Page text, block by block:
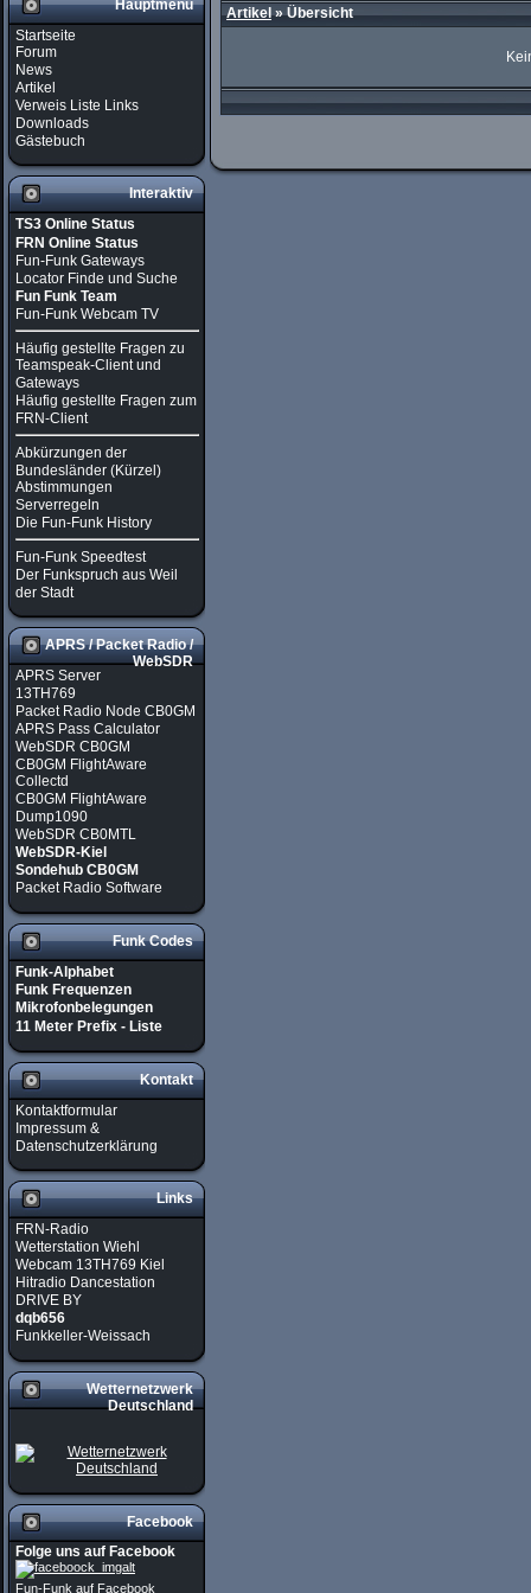
Hauptmenü
Startseite
Forum
News
Artikel
Verweis Liste Links
Downloads
Gästebuch
Interaktiv
TS3 Online Status
FRN Online Status
Fun-Funk Gateways
Locator Finde und Suche
Fun Funk Team
Fun-Funk Webcam TV
Häufig gestellte Fragen zu
Teamspeak-Client und
Gateways
Häufig gestellte Fragen zum
FRN-Client
Abkürzungen der
Bundesländer (Kürzel)
Abstimmungen
Serverregeln
Die Fun-Funk History
Fun-Funk Speedtest
Der Funkspruch aus Weil
der Stadt
APRS / Packet Radio /
WebSDR
APRS Server
13TH769
Packet Radio Node CB0GM
APRS Pass Calculator
WebSDR CB0GM
CB0GM FlightAware
Collectd
CB0GM FlightAware
Dump1090
WebSDR CB0MTL
WebSDR-Kiel
Sondehub CB0GM
Packet Radio Software
Funk Codes
Funk-Alphabet
Funk Frequenzen
Mikrofonbelegungen
11 Meter Prefix - Liste
Kontakt
Kontaktformular
Impressum &
Datenschutzerklärung
Links
FRN-Radio
Wetterstation Wiehl
Webcam 13TH769 Kiel
Hitradio Dancestation
DRIVE BY
dqb656
Funkkeller-Weissach
Wetternetzwerk
Deutschland
Facebook
Folge uns auf Facebook
Fun-Funk auf Facebook
Artikel»Übersicht